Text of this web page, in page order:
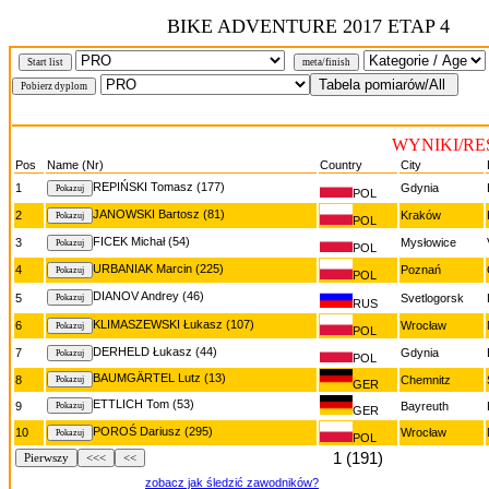
BIKE ADVENTURE 2017 ETAP 4
Start list meta/finish
WYNIKI/
Pos Name (Nr) Country City
1
REPIŃSKI Tomasz (177) POL Gdynia
2 JANOWSKI Bartosz (81) POL Kraków
3 FICEK Michał (54) POL Mysłowice
4 URBANIAK Marcin (225) POL Poznań
5 DIANOV Andrey (46)
RUS Svetlogorsk
6 KLIMASZEWSKI Łukasz (107) POL Wrocław
7 DERHELD Łukasz (44) POL Gdynia
8 BAUMGÄRTEL Lutz (13) GER Chemnitz
9
ETTLICH Tom (53) GER Bayreuth
10
POROŚ Dariusz (295) POL Wrocław
Pierwszy <<< << 1 (191)
zobacz jak śledzić zawodników?